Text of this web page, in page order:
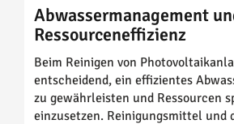
Abwassermanagement
Ressourceneffizienz
Beim Reinigen von
entscheidend, ein effizientes
zu gewährleisten und Ressourcen
einzusetzen. Reinigungsmittel und